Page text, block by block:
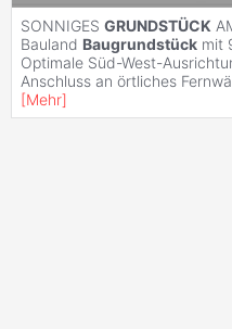
SONNIGES GRUNDSTÜCK
Bauland Baugrundstück mit
Optimale Süd-West-
Anschluss an örtliches
[Mehr]